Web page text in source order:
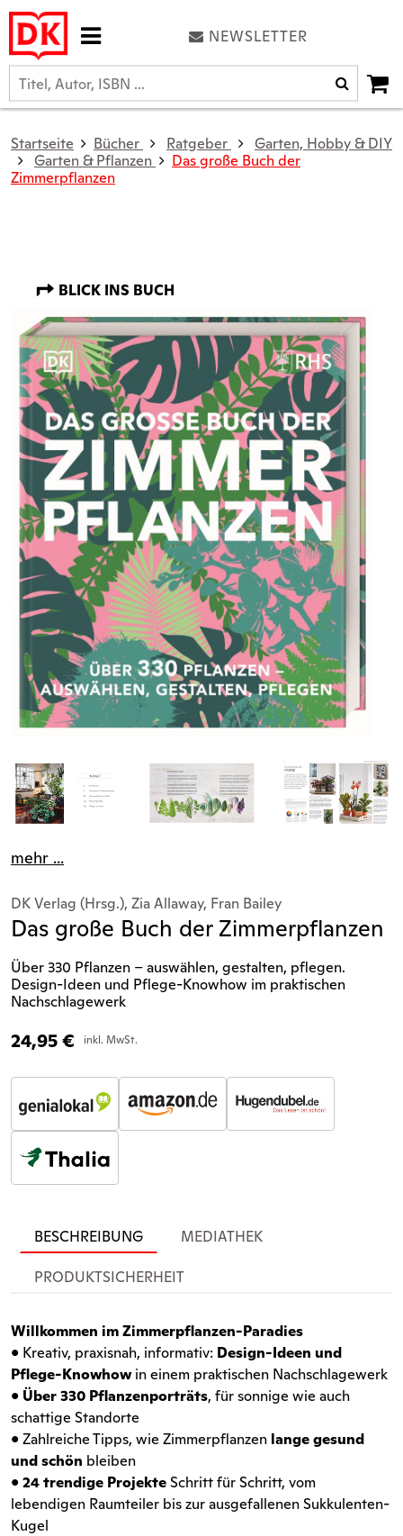
NEWSLETTER
Startseite Bücher Ratgeber
Garten, Hobby & DIY
Garten & Pflanzen
Das große Buch der
Zimmerpflanzen
BLICK INS BUCH
mehr ...
DK Verlag (Hrsg.), Zia Allaway, Fran Bailey
Das große Buch der Zimmerpflanzen
Über 330 Pflanzen – auswählen, gestalten, pflegen.
Design-Ideen und Pflege-Knowhow im praktischen
Nachschlagewerk
24,95€ inkl. MwSt.
BESCHREIBUNG MEDIATHEK
PRODUKTSICHERHEIT
Willkommen im Zimmerpflanzen-Paradies
• Kreativ, praxisnah, informativ: Design-Ideen und
Pflege-Knowhowin einem praktischen Nachschlagewerk
• Über 330 Pflanzenporträts, für sonnige wie auch
schattige Standorte
• Zahlreiche Tipps, wie Zimmerpflanzen lange gesund
und schön bleiben
•24 trendige ProjekteSchritt für Schritt, vom
lebendigen Raumteiler bis zur ausgefallenen Sukkulenten-
Kugel